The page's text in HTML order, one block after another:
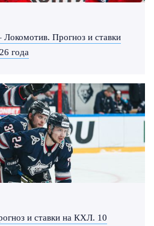
Прогноз и ставки
года
и ставки на КХЛ. 10